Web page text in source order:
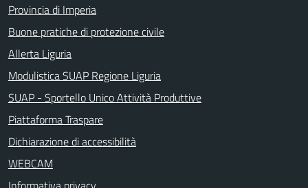
Provincia di Imperia
Buone pratiche di protezione civile
Allerta Liguria
Modulistica SUAP Regione Liguria
SUAP - Sportello Unico Attività Produttive
Piattaforma Traspare
Dichiarazione di accessibilità
WEBCAM